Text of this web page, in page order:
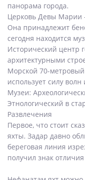
панорама города.
Церковь Девы Марии
Она принадлежит
сегодня находится
Исторический центр
архитектурными
Морской 70-
использует силу волн
Музеи:
Этнологический в
Развлечения
Первое, что стоит
яхты. Задар давно
береговая линия
получил знак